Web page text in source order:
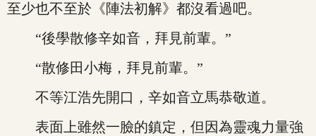
至少也不至於《陣法初解》都沒看過吧。
“後學散修辛如音，拜見前輩。”
“散修田小梅，拜見前輩。”
不等江浩先開口，辛如音立馬恭敬道。
表面上雖然一臉的鎮定，但因為靈魂力量強